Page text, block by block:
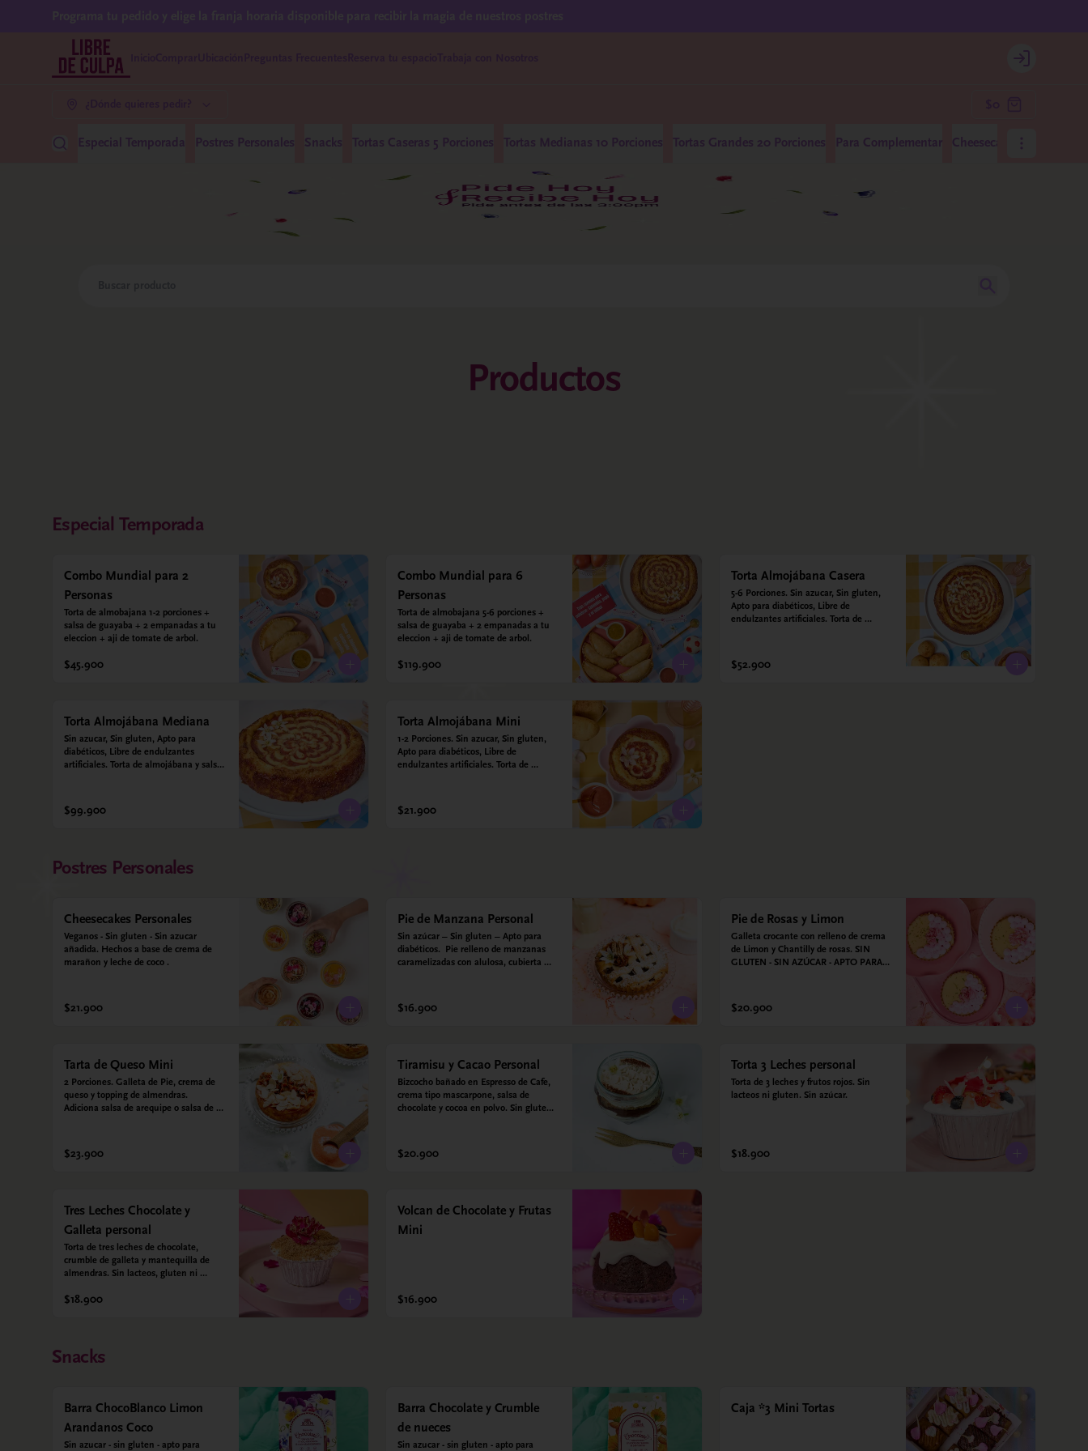
Login
Especial Temporada Postres Personales Snacks Tortas Caseras 5 Porciones Tortas Medianas 10 Porciones Tortas Grandes 20 Porciones Para Complementar Cheesecakes Medianos
Productos
Especial Temporada
Combo Mundial para 2
Personas
Torta de almobajana 1-2 porciones +
salsa de guayaba + 2 empanadas a tu
eleccion + aji de tomate de arbol.
$45.900
Combo Mundial para 6
Personas
Torta de almobajana 5-6 porciones +
salsa de guayaba + 2 empanadas a tu
eleccion + aji de tomate de arbol.
$119.900
Torta Almojábana Casera
5-6 Porciones. Sin azucar, Sin gluten,
Apto para diabéticos, Libre de
endulzantes artificiales. Torta de
maíz, huevo, queso campesino,
alulosa, leche deslactosada, leche de
$52.900
Torta Almojábana Mediana
Sin azucar, Sin gluten, Apto para
diabéticos, Libre de endulzantes
artificiales. Torta de almojábana y salsa
queso campesino, alulosa, leche
deslactosada, leche de coco, vainilla.
$99.900
Torta Almojábana Mini
1-2 Porciones. Sin azucar, Sin gluten,
Apto para diabéticos, Libre de
endulzantes artificiales. Torta de
maíz, huevo, queso campesino,
alulosa, leche deslactosada, leche de
$21.900
Postres Personales
Cheesecakes Personales
Veganos - Sin gluten - Sin azucar
añadida. Hechos a base de crema de
marañon y leche de coco .
$21.900
Pie de Manzana Personal
Sin azúcar – Sin gluten – Apto para
diabéticos.  Pie relleno de manzanas
caramelizadas con alulosa, cubierta
inglesa a base de leche de coco y que
envuelve todos los sabores.
$16.900
Pie de Rosas y Limon
Galleta crocante con relleno de crema
de Limon y Chantilly de rosas. SIN
GLUTEN - SIN AZÚCAR - APTO PARA
$20.900
Tarta de Queso Mini
2 Porciones. Galleta de Pie, crema de
queso y topping de almendras.
Adiciona salsa de arequipe o salsa de
$23.900
Tiramisu y Cacao Personal
Bizcocho bañado en Espresso de Cafe,
crema tipo mascarpone, salsa de
chocolate y cocoa en polvo. Sin gluten -
$20.900
Torta 3 Leches personal
Torta de 3 leches y frutos rojos. Sin
lacteos ni gluten. Sin azúcar.
$18.900
Tres Leches Chocolate y
Galleta personal
Torta de tres leches de chocolate,
crumble de galleta y mantequilla de
almendras. Sin lacteos, gluten ni
$18.900
Volcan de Chocolate y Frutas
Mini
$16.900
Snacks
Barra ChocoBlanco Limon
Arandanos Coco
Sin azucar - sin gluten - apto para
Barra Chocolate y Crumble
de nueces
Sin azucar - sin gluten - apto para
Caja *3 Mini Tortas